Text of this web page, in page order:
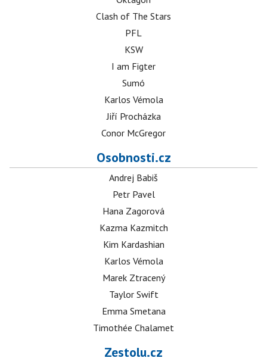
Clash of The Stars
PFL
KSW
I am Figter
Sumó
Karlos Vémola
Jiří Procházka
Conor McGregor
Osobnosti.cz
Andrej Babiš
Petr Pavel
Hana Zagorová
Kazma Kazmitch
Kim Kardashian
Karlos Vémola
Marek Ztracený
Taylor Swift
Emma Smetana
Timothée Chalamet
Zestolu.cz